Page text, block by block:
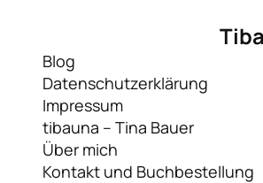
Blog
Datenschutzerklärung
Impressum
tibauna – Tina Bauer
Über mich
Kontakt und Buchbestellung